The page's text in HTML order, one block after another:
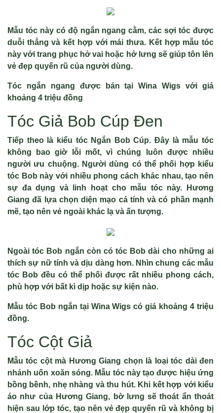
Mẫu tóc này có độ ngắn ngang cằm, các sợi tóc được
duỗi thẳng và kết hợp với mái thưa. Kết hợp mẫu tóc
này với trang phục hở vai hoặc hở lưng sẽ giúp tôn lên
vẻ đẹp quyến rũ của người dùng.
Tóc ngắn ngang được bán tại Wina Wigs với giá
khoảng 4 triệu đồng
Tóc Giả Bob Cúp Đen
Tiếp theo là kiểu tóc Ngắn Bob Cúp. Đây là mẫu tóc
không bao giờ lỗi mốt, vì chúng luôn được nhiều
người ưu chuộng. Người dùng có thể phối hợp kiểu
tóc Bob này với nhiều phong cách khác nhau, tạo nên
sự đa dụng và linh hoạt cho mẫu tóc này. Hương
Giang đã lựa chọn diện mạo cá tính và có phần mạnh
mẽ, tạo nên vẻ ngoài khác lạ và ấn tượng.
Ngoài tóc Bob ngắn còn có tóc Bob dài cho những ai
thích sự nữ tính và dịu dàng hơn. Nhìn chung các mẫu
tóc Bob đều có thể phối được rất nhiều phong cách,
phù hợp với bất kì dịp hoặc sự kiện nào.
Mẫu tóc Bob ngắn tại Wina Wigs có giá khoảng 4 triệu
đồng.
Tóc Cột Giả
Mẫu tóc cột mà Hương Giang chọn là loại tóc dài đen
nhánh uốn xoăn sóng. Mẫu tóc này tạo được hiệu ứng
bồng bềnh, nhẹ nhàng và thu hút. Khi kết hợp với kiểu
áo như của Hương Giang, bờ lưng sẽ thoát ẩn thoát
hiện sau lớp tóc, tạo nên vẻ đẹp quyến rũ và không bị